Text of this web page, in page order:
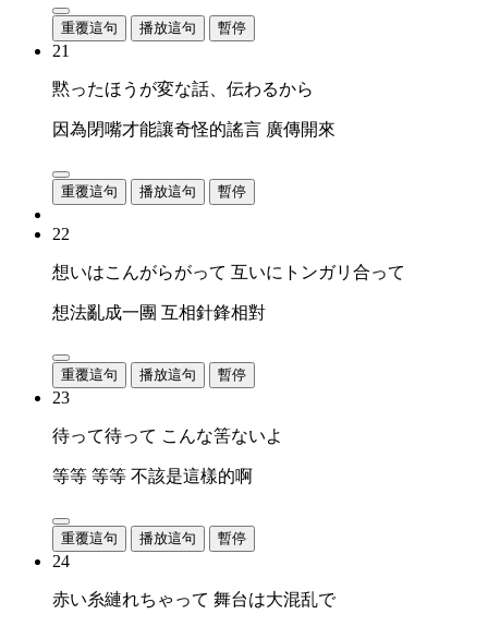
重覆這句 播放這句 暫停
21
黙ったほうが変な話、伝わるから
因為閉嘴才能讓奇怪的謠言 廣傳開來
重覆這句 播放這句 暫停
22
想いはこんがらがって 互いにトンガリ合って
想法亂成一團 互相針鋒相對
重覆這句 播放這句 暫停
23
待って待って こんな筈ないよ
等等 等等 不該是這樣的啊
重覆這句 播放這句 暫停
24
赤い糸縺れちゃって 舞台は大混乱で